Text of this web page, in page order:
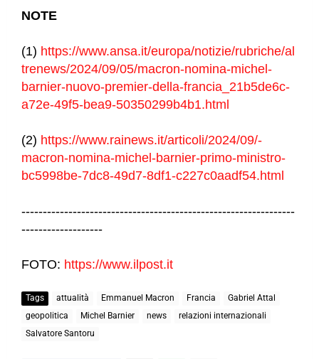
NOTE
(1) https://www.ansa.it/europa/notizie/rubriche/al
trenews/2024/09/05/macron-nomina-michel-
barnier-nuovo-premier-della-francia_21b5de6c-
a72e-49f5-bea9-50350299b4b1.html
(2) https://www.rainews.it/articoli/2024/09/-
macron-nomina-michel-barnier-primo-ministro-
bc5998be-7dc8-49d7-8df1-c227c0aadf54.html
----------------------------------------------------------------
-------------------
FOTO: https://www.ilpost.it
Tags attualità Emmanuel Macron Francia
Gabriel Attal
geopolitica
Michel Barnier news
relazioni internazionali
Salvatore Santoru